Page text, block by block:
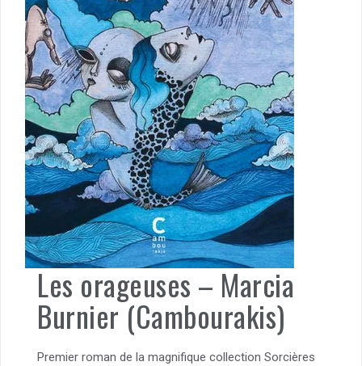
Les orageuses – Marcia
Burnier (Cambourakis)
Premier roman de la magnifique collection Sorcières